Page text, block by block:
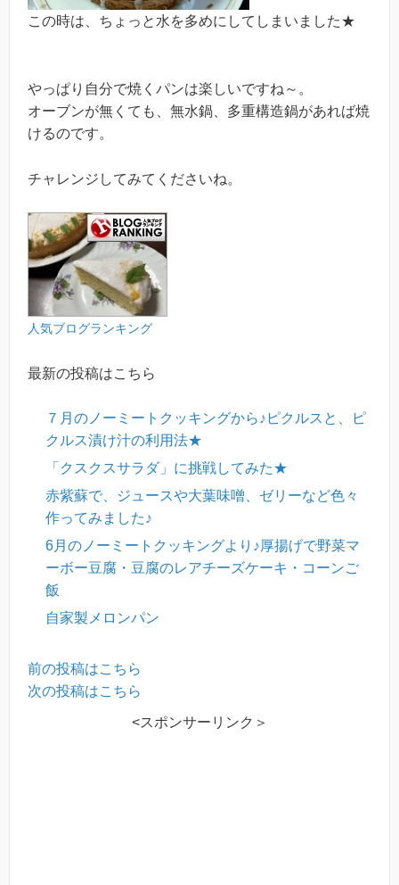
この時は、ちょっと水を多めにしてしまいました★
やっぱり自分で焼くパンは楽しいですね～。
オーブンが無くても、無水鍋、多重構造鍋があれば焼
けるのです。
チャレンジしてみてくださいね。
人気ブログランキング
最新の投稿はこちら
７月のノーミートクッキングから♪ピクルスと、ピ
クルス漬け汁の利用法★
「クスクスサラダ」に挑戦してみた★
赤紫蘇で、ジュースや大葉味噌、ゼリーなど色々
作ってみました♪
6月のノーミートクッキングより♪厚揚げで野菜マ
ーボー豆腐・豆腐のレアチーズケーキ・コーンご
飯
自家製メロンパン
前の投稿はこちら
次の投稿はこちら
<スポンサーリンク＞